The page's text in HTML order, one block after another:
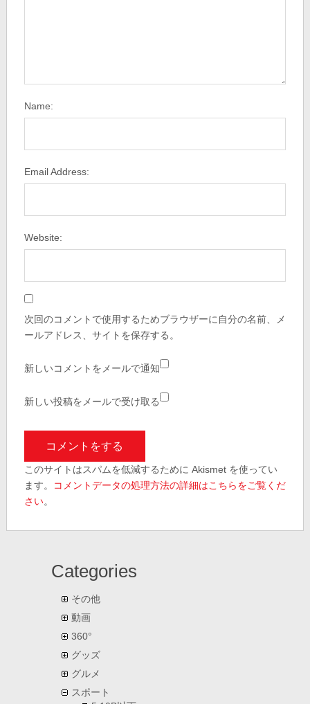
Name:
Email Address:
Website:
次回のコメントで使用するためブラウザーに自分の名前、メ
ールアドレス、サイトを保存する。
新しいコメントをメールで通知
新しい投稿をメールで受け取る
このサイトはスパムを低減するために Akismet を使ってい
ます。
コメントデータの処理方法の詳細はこちらをご覧くだ
さい。
Categories
その他
動画
360°
グッズ
グルメ
スポート